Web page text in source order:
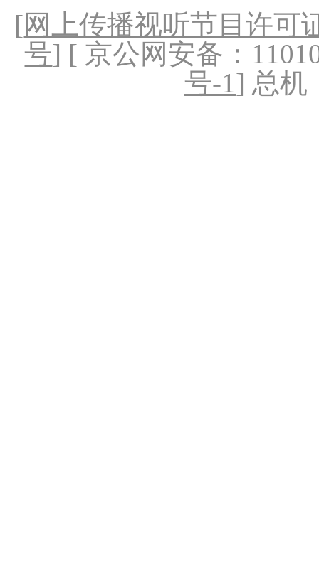
[网上传播视听节目许可
号] [ 京公网安备：
号-1] 总机